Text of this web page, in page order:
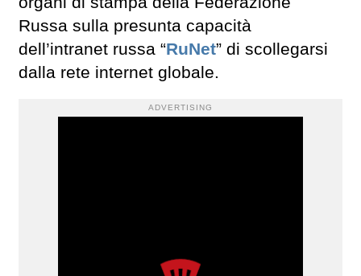
Russa sulla presunta capacità
dell’intranet russa “RuNet” di scollegarsi
dalla rete internet globale.
ADVERTISING